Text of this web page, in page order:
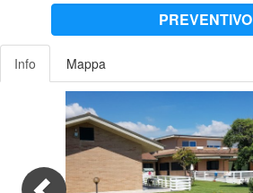
PREVENTIVO
Info Mappa
Previous